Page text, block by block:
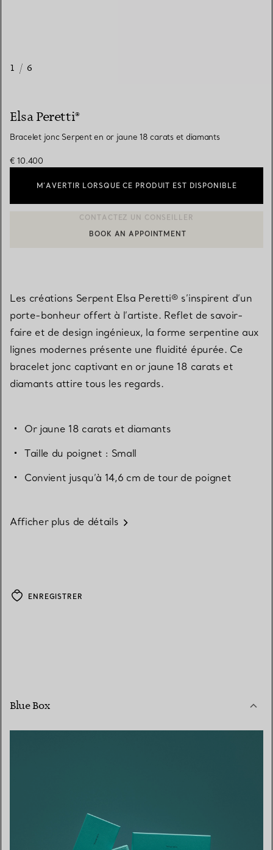
1 / 6
Elsa Peretti®
Bracelet jonc Serpent en or jaune 18 carats et diamants
€ 10.400
M’AVERTIR LORSQUE CE PRODUIT EST DISPONIBLE
CONTACTER UN CONSEILLER CLIENT OU PRENDRE RENDEZ-
BOOK AN APPOINTMENT
Les créations Serpent Elsa Peretti® s’inspirent d’un
porte-bonheur offert à l’artiste. Reflet de savoir-
faire et de design ingénieux, la forme serpentine aux
lignes modernes présente une fluidité épurée. Ce
bracelet jonc captivant en or jaune 18 carats et
diamants attire tous les regards.
Or jaune 18 carats et diamants
Taille du poignet : Small
Convient jusqu’à 14,6 cm de tour de poignet
Afficher plus de détails
ENREGISTRER
Blue Box